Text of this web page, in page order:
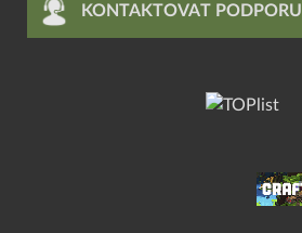
KONTAKTOVAT PODPORU